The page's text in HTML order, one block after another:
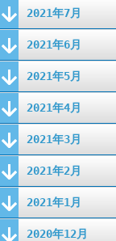
2021年7月
2021年6月
2021年5月
2021年4月
2021年3月
2021年2月
2021年1月
2020年12月